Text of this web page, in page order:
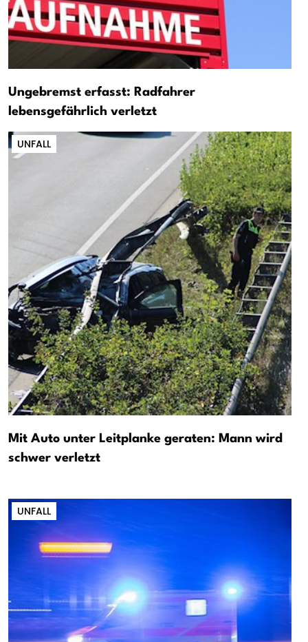
Ungebremst erfasst: Radfahrer
lebensgefährlich verletzt
UNFALL
Mit Auto unter Leitplanke geraten: Mann wird
schwer verletzt
UNFALL